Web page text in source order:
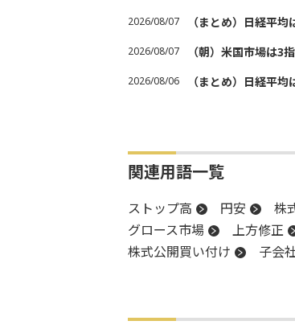
2026/08/07 （まとめ）日経平
2026/08/07 （朝）米国市場は
2026/08/06 （まとめ）日経平
関連用語一覧
ストップ高 円安 株
グロース市場
上方修正
株式公開買い付け
子会